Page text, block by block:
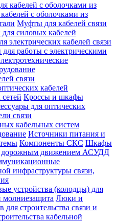
кабелей с оболочками из
с оболочками из
Муфты для кабелей связи
силовых кабелей
электрических кабелей связи
работы с электрическими
связи
кабелей
Кроссы и шкафы
для оптических
связи
кабельных систем
Источники питания и
Компоненты СКС Шкафы
дорожным движением АСУДД
инфраструктуры связи,
устройства (колодцы) для
молниезащита Люки и
строительства связи и
кабельной